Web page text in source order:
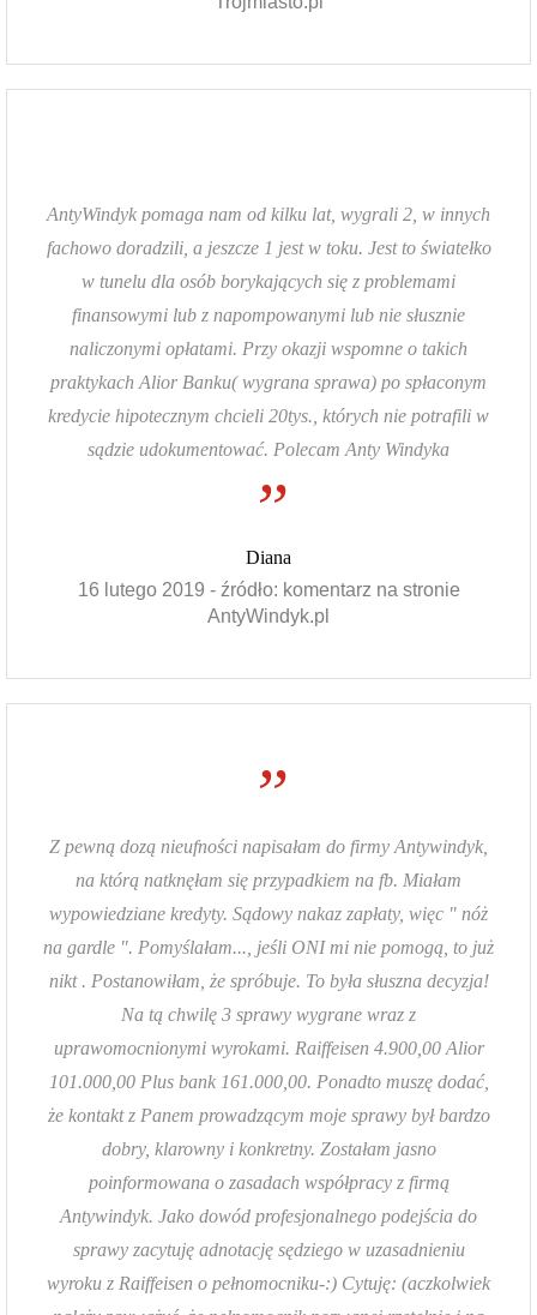
AntyWindyk pomaga nam od kilku lat, wygrali 2, w innych
fachowo doradzili, a jeszcze 1 jest w toku. Jest to światełko
w tunelu dla osób borykających się z problemami
finansowymi lub z napompowanymi lub nie słusznie
naliczonymi opłatami. Przy okazji wspomne o takich
praktykach Alior Banku( wygrana sprawa) po spłaconym
kredycie hipotecznym chcieli 20tys., których nie potrafili w
sądzie udokumentować. Polecam Anty Windyka
”
Diana
16 lutego 2019 - źródło: komentarz na stronie
AntyWindyk.pl
”
Z pewną dozą nieufności napisałam do firmy Antywindyk,
na którą natknęłam się przypadkiem na fb. Miałam
wypowiedziane kredyty. Sądowy nakaz zapłaty, więc " nóż
na gardle ". Pomyślałam..., jeśli ONI mi nie pomogą, to już
nikt . Postanowiłam, że spróbuje. To była słuszna decyzja!
Na tą chwilę 3 sprawy wygrane wraz z
uprawomocnionymi wyrokami. Raiffeisen 4.900,00 Alior
101.000,00 Plus bank 161.000,00. Ponadto muszę dodać,
że kontakt z Panem prowadzącym moje sprawy był bardzo
dobry, klarowny i konkretny. Zostałam jasno
poinformowana o zasadach współpracy z firmą
Antywindyk. Jako dowód profesjonalnego podejścia do
sprawy zacytuję adnotację sędziego w uzasadnieniu
wyroku z Raiffeisen o pełnomocniku-:) Cytuję: (aczkolwiek